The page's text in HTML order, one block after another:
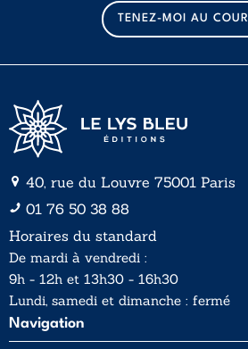
TENEZ-MOI AU
40, rue du Louvre 75001 Paris
01 76 50 38 88
Horaires du standard
De mardi à vendredi :
9h - 12h et 13h30 - 16h30
Lundi, samedi et dimanche : fermé
Navigation